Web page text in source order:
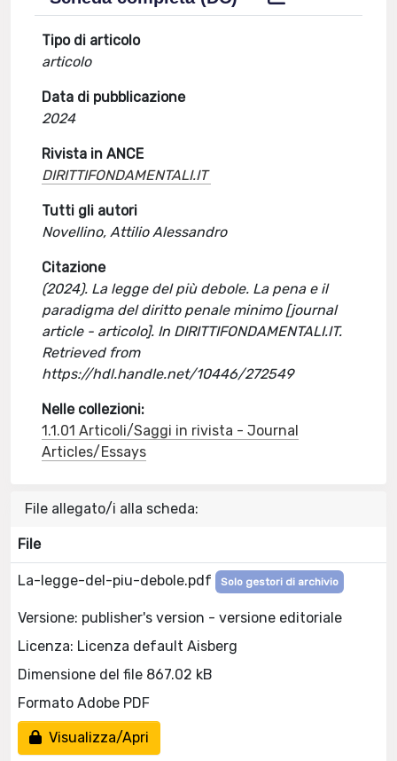
Tipo di articolo
articolo
Data di pubblicazione
2024
Rivista in ANCE
DIRITTIFONDAMENTALI.IT
Tutti gli autori
Novellino, Attilio Alessandro
Citazione
(2024). La legge del più debole. La pena e il
paradigma del diritto penale minimo [journal
article - articolo]. In DIRITTIFONDAMENTALI.IT.
Retrieved from
https://hdl.handle.net/10446/272549
Nelle collezioni:
1.1.01 Articoli/Saggi in rivista - Journal
Articles/Essays
File allegato/i alla scheda:
File
La-legge-del-piu-debole.pdf Solo gestori di archivio
Versione: publisher's version - versione editoriale
Licenza: Licenza default Aisberg
Dimensione del file 867.02 kB
Formato Adobe PDF
Visualizza/Apri